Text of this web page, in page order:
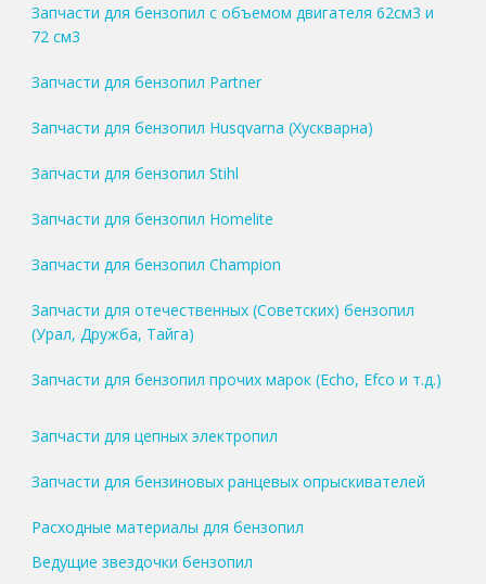
Запчасти для бензопил с объемом двигателя 62см3 и
72 см3
Запчасти для бензопил Partner
Запчасти для бензопил Husqvarna (Хускварна)
Запчасти для бензопил Stihl
Запчасти для бензопил Homelite
Запчасти для бензопил Champion
Запчасти для отечественных (Советских) бензопил
(Урал, Дружба, Тайга)
Запчасти для бензопил прочих марок (Echo, Efco и т.д.)
Запчасти для цепных электропил
Запчасти для бензиновых ранцевых опрыскивателей
Расходные материалы для бензопил
Ведущие звездочки бензопил